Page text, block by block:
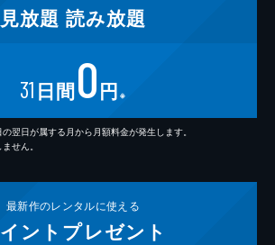
見放題 読み放題
31 日間0円 ※
翌日が属する月から月額料金が発生します。
せん。
最新作のレンタルに使える
ント プレゼント